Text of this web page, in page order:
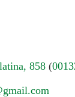
858 (